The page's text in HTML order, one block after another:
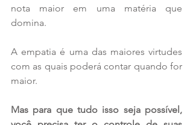
nota maior em uma matéria que
domina.
A empatia é uma das maiores virtudes
com as quais poderá contar quando for
maior.
Mas para que tudo isso seja possível,